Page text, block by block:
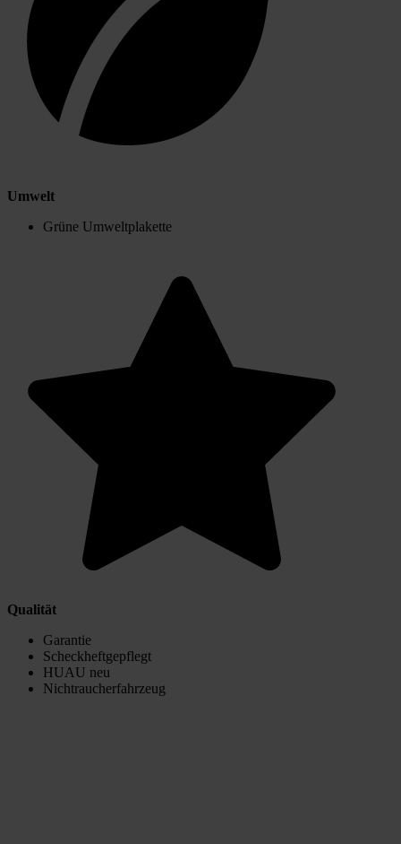
Umwelt
Grüne Umweltplakette
Qualität
Garantie
Scheckheftgepflegt
HUAU neu
Nichtraucherfahrzeug